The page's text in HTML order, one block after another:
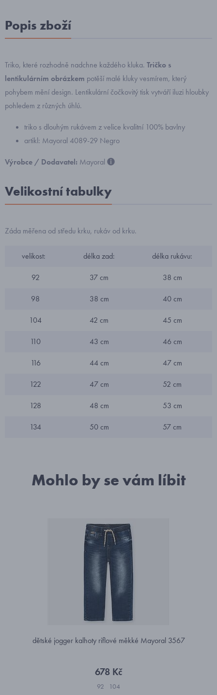
Popis zboží
Triko, které rozhodně nadchne každého kluka. Tričko s
lentikulárním obrázkem potěší malé kluky vesmírem, který
pohybem mění design. Lentikulární čočkovitý tisk vytváří iluzi hloubky
pohledem z různých úhlú.
triko s dlouhým rukávem z velice kvalitní 100% bavlny
artikl: Mayoral 4089-29 Negro
Výrobce / Dodavatel: Mayoral
Velikostní tabulky
Záda měřena od středu krku, rukáv od krku.
velikost: délka zad: délka rukávu:
92 37 cm 38 cm
98 38 cm 40 cm
104 42 cm 45 cm
110 43 cm 46 cm
116 44 cm 47 cm
122 47 cm 52 cm
128 48 cm 53 cm
134 50 cm 57 cm
Mohlo by se vám líbit
dětské jogger kalhoty riflové měkké Mayoral 3567
678 Kč
92 104